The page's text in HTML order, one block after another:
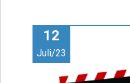
12
Juli/23